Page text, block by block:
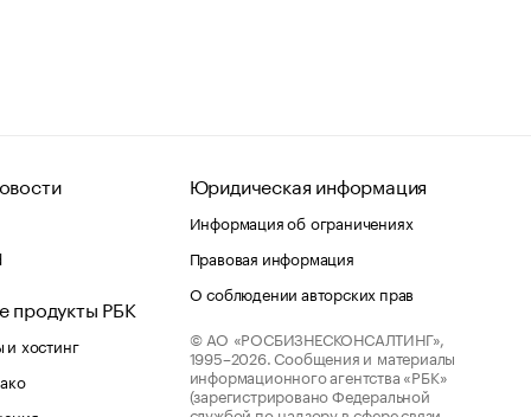
продукты РБК
хостинг
Юридическая информация
Информация об ограничениях
Правовая информация
О соблюдении авторских прав
© АО «РОСБИЗНЕСКОНСАЛТИНГ»,
1995–2026. Сообщения и материалы
информационного агентства «РБК»
(зарегистрировано Федеральной